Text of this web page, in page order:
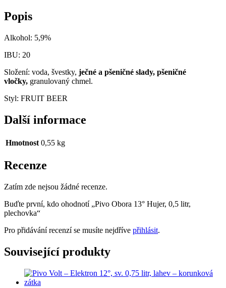
Popis
Alkohol: 5,9%
IBU: 20
Složení: voda, švestky, ječné a pšeničné slady, pšeničné
vločky, granulovaný chmel.
Styl: FRUIT BEER
Další informace
Hmotnost 0,55 kg
Recenze
Zatím zde nejsou žádné recenze.
Buďte první, kdo ohodnotí „Pivo Obora 13° Hujer, 0,5 litr,
plechovka“
Pro přidávání recenzí se musíte nejdříve přihlásit.
Související produkty